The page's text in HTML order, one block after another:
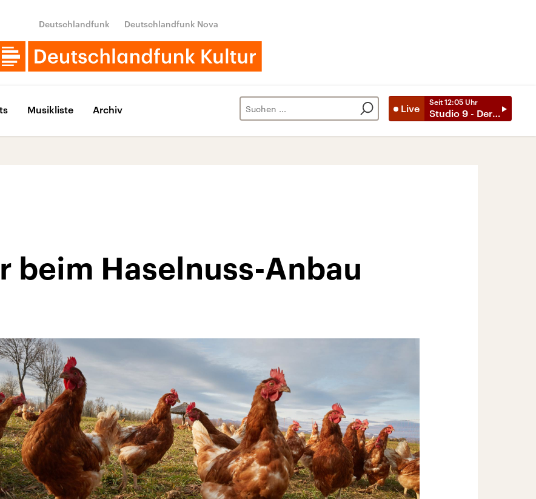
Deutschlandfunk Deutschlandfunk Nova
Live
Seit 12:05 Uhr
Studio 9 - Der Tag mit
Musikliste Archiv
beim Haselnuss-Anbau